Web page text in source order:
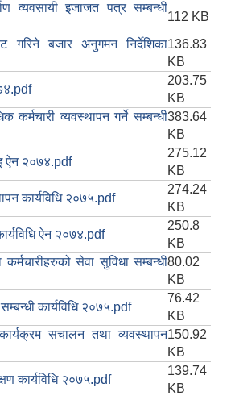
व्यवसायी इजाजत पत्र सम्बन्धी
112 KB
गरिने बजार अनुगमन निर्देशिका136.83
KB
203.75
KB
कर्मचारी व्यवस्थापन गर्ने सम्बन्धी383.64
KB
ऐन २०७४.pdf
275.12
KB
कार्यविधि २०७५.pdf
274.24
KB
ऐन २०७४.pdf
250.8
KB
कर्मचारीहरुको सेवा सुविधा सम्बन्धी80.02
KB
कार्यविधि २०७५.pdf
76.42
KB
स‌चालन तथा व्यवस्थापन150.92
KB
कार्यविधि २०७५.pdf
139.74
KB